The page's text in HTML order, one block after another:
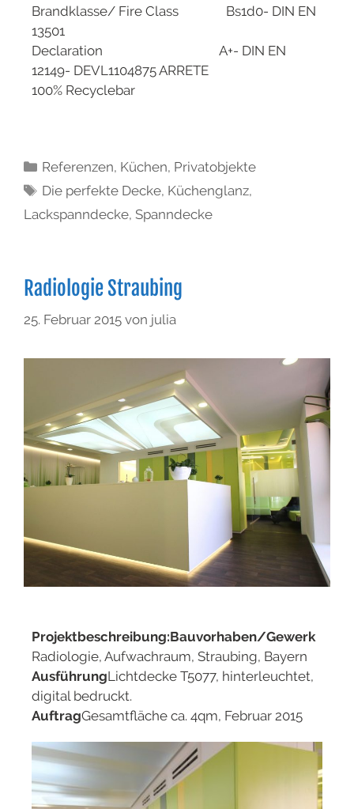
Brandklasse/ Fire Class Bs1d0- DIN EN
13501
Declaration A+- DIN EN
12149- DEVL1104875 ARRETE
100% Recyclebar
Referenzen, Küchen, Privatobjekte
Die perfekte Decke, Küchenglanz,
Lackspanndecke, Spanndecke
Radiologie Straubing
25. Februar 2015 von julia
Projektbeschreibung:Bauvorhaben/Gewerk
Radiologie, Aufwachraum, Straubing, Bayern
AusführungLichtdecke T5077, hinterleuchtet,
digital bedruckt.
AuftragGesamtfläche ca. 4qm, Februar 2015